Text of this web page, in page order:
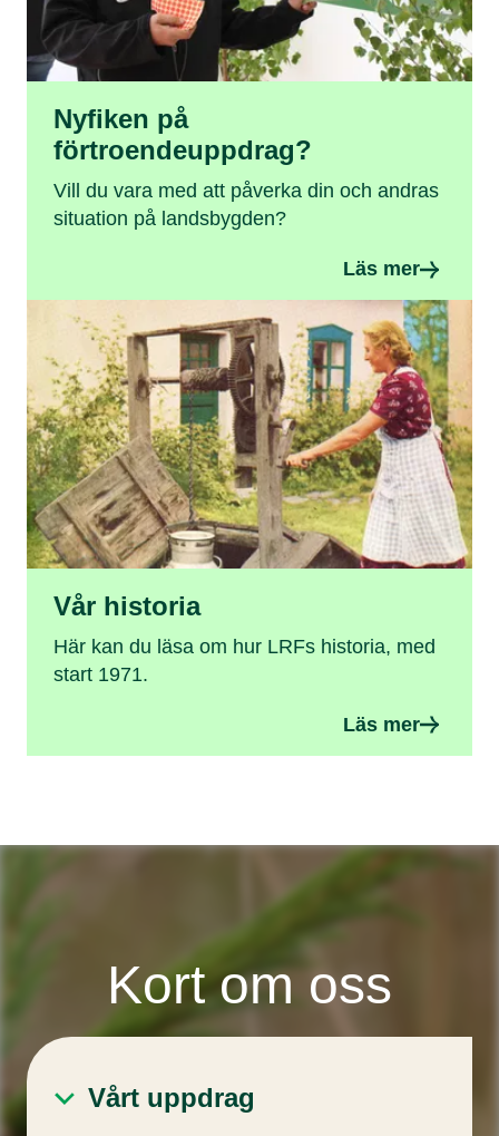
Nyfiken på
förtroendeuppdrag?
Vill du vara med att påverka din och andras
situation på landsbygden?
Läs mer
Vår historia
Här kan du läsa om hur LRFs historia, med
start 1971.
Läs mer
Kort om oss
Vårt uppdrag